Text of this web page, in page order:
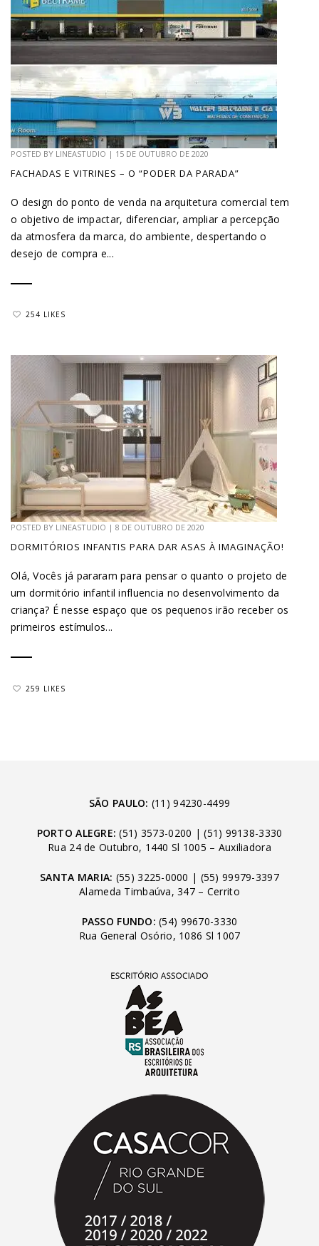
POSTED BY LINEASTUDIO | 15 DE OUTUBRO DE 2020
FACHADAS E VITRINES – O “PODER DA PARADA”
O design do ponto de venda na arquitetura comercial tem
o objetivo de impactar, diferenciar, ampliar a percepção
da atmosfera da marca, do ambiente, despertando o
desejo de compra e...
254 LIKES
POSTED BY LINEASTUDIO | 8 DE OUTUBRO DE 2020
DORMITÓRIOS INFANTIS PARA DAR ASAS À IMAGINAÇÃO!
Olá, Vocês já pararam para pensar o quanto o projeto de
um dormitório infantil influencia no desenvolvimento da
criança? É nesse espaço que os pequenos irão receber os
primeiros estímulos...
259 LIKES
SÃO PAULO: (11) 94230-4499
PORTO ALEGRE: (51) 3573-0200 |(51) 99138-3330
Rua 24 de Outubro, 1440 Sl 1005 – Auxiliadora
SANTA MARIA: (55) 3225-0000 | (55) 99979-3397
Alameda Timbaúva, 347 – Cerrito
PASSO FUNDO: (54) 99670-3330
Rua General Osório, 1086 Sl 1007